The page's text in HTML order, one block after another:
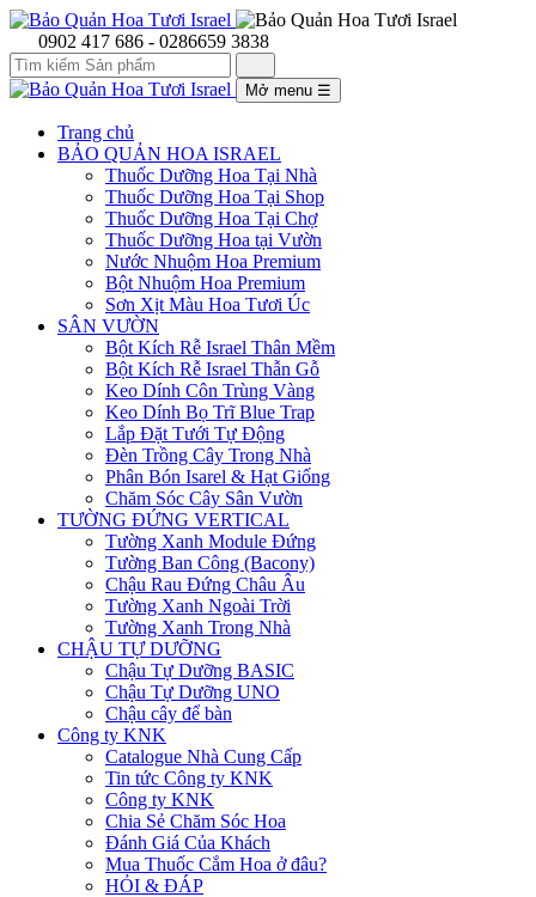
0902 417 686 - 0286659 3838
Mở menu ☰
Trang chủ
BẢO QUẢN HOA ISRAEL
Thuốc Dưỡng Hoa Tại Nhà
Thuốc Dưỡng Hoa Tại Shop
Thuốc Dưỡng Hoa Tại Chợ
Thuốc Dưỡng Hoa tại Vườn
Nước Nhuộm Hoa Premium
Bột Nhuộm Hoa Premium
Sơn Xịt Màu Hoa Tươi Úc
SÂN VƯỜN
Bột Kích Rễ Israel Thân Mềm
Bột Kích Rễ Israel Thẫn Gỗ
Keo Dính Côn Trùng Vàng
Keo Dính Bọ Trĩ Blue Trap
Lắp Đặt Tưới Tự Động
Đèn Trồng Cây Trong Nhà
Phân Bón Isarel & Hạt Giống
Chăm Sóc Cây Sân Vườn
TƯỜNG ĐỨNG VERTICAL
Tường Xanh Module Đứng
Tường Ban Công (Bacony)
Chậu Rau Đứng Châu Âu
Tường Xanh Ngoài Trời
Tường Xanh Trong Nhà
CHẬU TỰ DƯỠNG
Chậu Tự Dưỡng BASIC
Chậu Tự Dưỡng UNO
Chậu cây để bàn
Công ty KNK
Catalogue Nhà Cung Cấp
Tin tức Công ty KNK
Công ty KNK
Chia Sẻ Chăm Sóc Hoa
Đánh Giá Của Khách
Mua Thuốc Cắm Hoa ở đâu?
HỎI & ĐÁP